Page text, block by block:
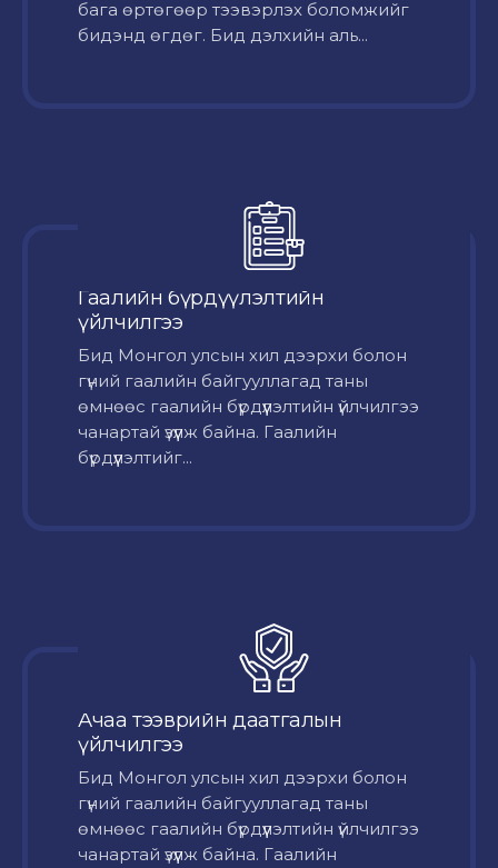
бага өртөгөөр тээвэрлэх боломжийг
бидэнд өгдөг. Бид дэлхийн аль...
Гаалийн бүрдүүлэлтийн
үйлчилгээ
Бид Монгол улсын хил дээрхи болон
гүний гаалийн байгууллагад таны
өмнөөс гаалийн бүрдүүлэлтийн үйлчилгээ
чанартай үзүүлж байна. Гаалийн
бүрдүүлэлтийг...
Ачаа тээврийн даатгалын
үйлчилгээ
Бид Монгол улсын хил дээрхи болон
гүний гаалийн байгууллагад таны
өмнөөс гаалийн бүрдүүлэлтийн үйлчилгээ
чанартай үзүүлж байна. Гаалийн